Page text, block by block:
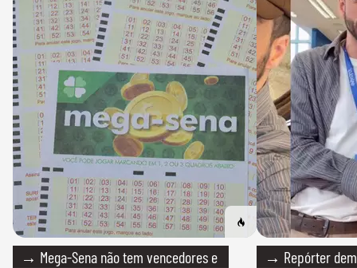
→ Mega-Sena não tem vencedores e
→ Repórter